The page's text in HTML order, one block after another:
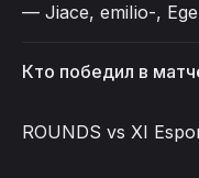
— Jiace, emiIio-,
Кто победил в
ROUNDS vs XI